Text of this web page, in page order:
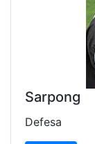
Sarpong
Defesa